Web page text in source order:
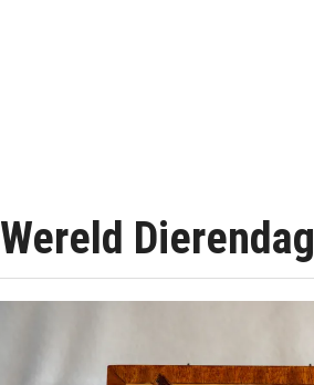
Wereld Dierendag